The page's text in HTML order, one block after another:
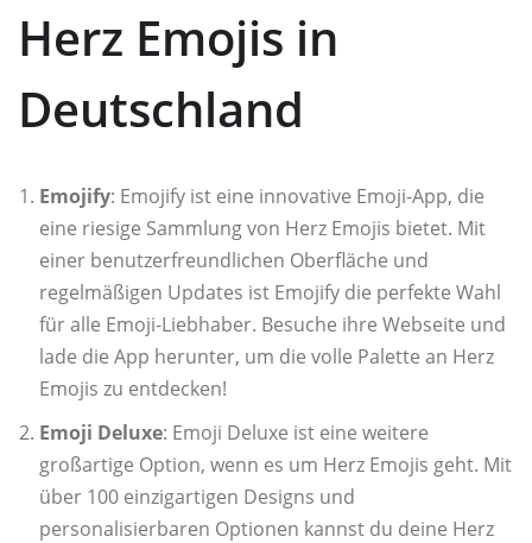
Herz Emojis in
Deutschland
Emojify: Emojify ist eine innovative Emoji-App, die
eine riesige Sammlung von Herz Emojis bietet. Mit
einer benutzerfreundlichen Oberfläche und
regelmäßigen Updates ist Emojify die perfekte Wahl
für alle Emoji-Liebhaber. Besuche ihre Webseite und
lade die App herunter, um die volle Palette an Herz
Emojis zu entdecken!
Emoji Deluxe: Emoji Deluxe ist eine weitere
großartige Option, wenn es um Herz Emojis geht. Mit
über 100 einzigartigen Designs und
personalisierbaren Optionen kannst du deine Herz